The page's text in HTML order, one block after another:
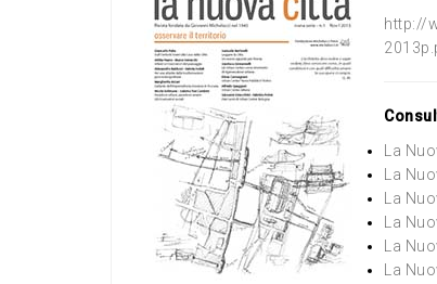
http://
La
La
La
La
La
La